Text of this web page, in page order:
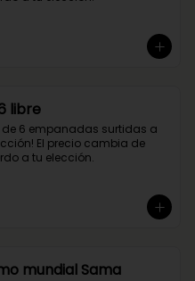
libre
6 empanadas surtidas a
El precio cambia de
a tu elección.
mundial Sama